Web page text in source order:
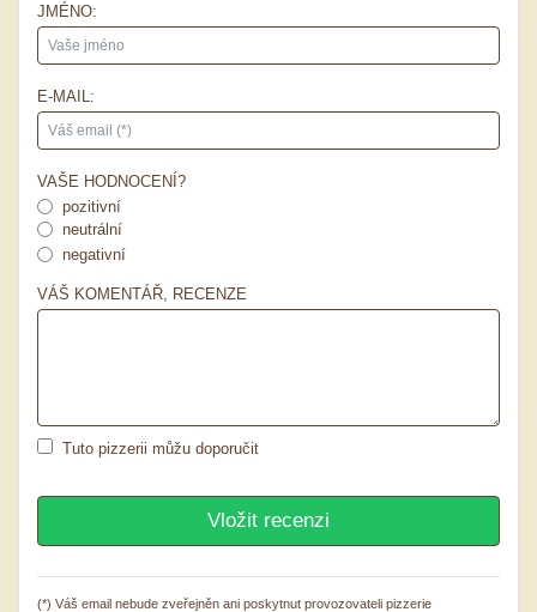
JMÉNO:
E-MAIL:
VAŠE HODNOCENÍ?
pozitivní
neutrální
negativní
VÁŠ KOMENTÁŘ, RECENZE
Tuto pizzerii můžu doporučit
(*) Váš email nebude zveřejněn ani poskytnut provozovateli pizzerie